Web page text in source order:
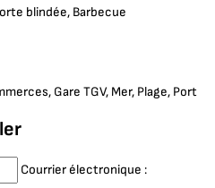
blindée, Barbecue
Gare TGV, Mer, Plage, Port
Courrier électronique :